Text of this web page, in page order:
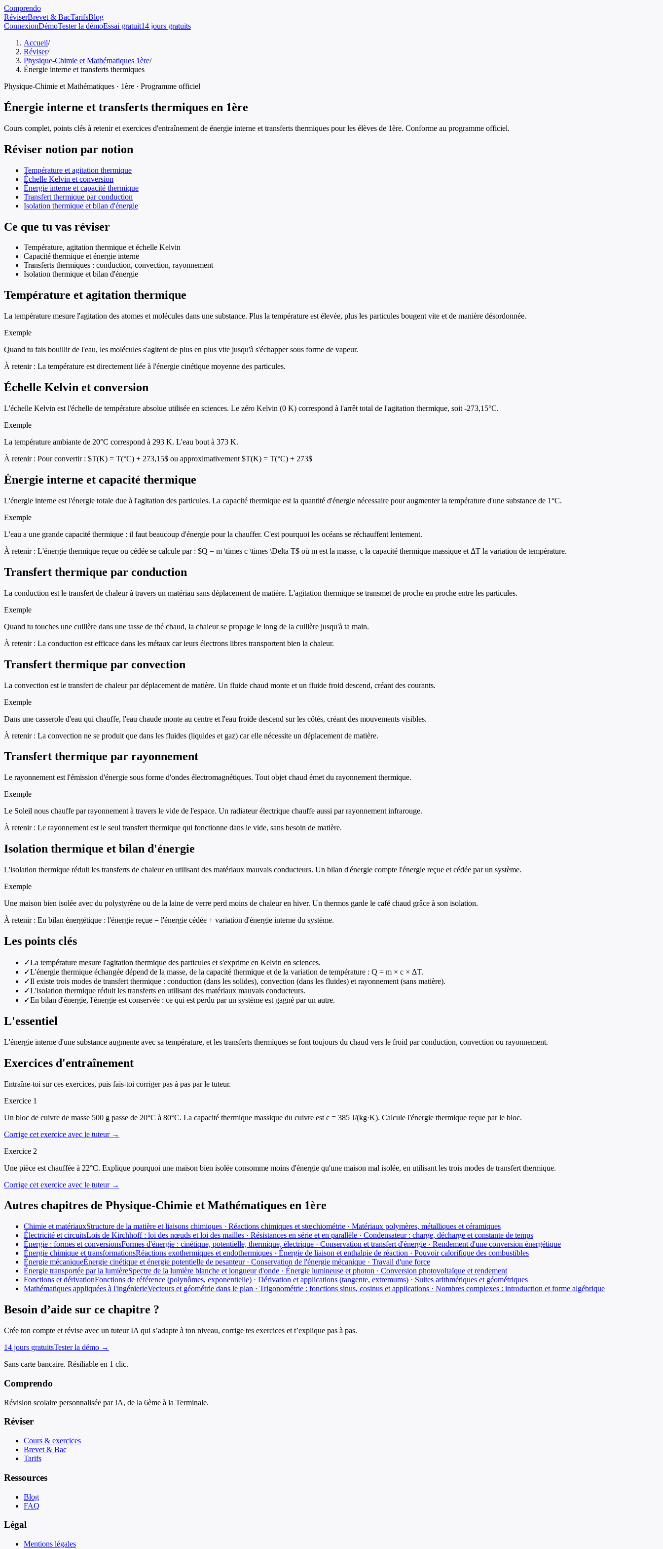
Comprendo
RéviserBrevet & BacTarifsBlog
ConnexionDémoTester la démoEssai gratuit14 jours gratuits
Accueil/
Réviser/
Physique-Chimie et Mathématiques 1ère/
Énergie interne et transferts thermiques
Physique-Chimie et Mathématiques · 1ère · Programme officiel
Énergie interne et transferts thermiques en 1ère
Cours complet, points clés à retenir et exercices d'entraînement de énergie interne et transferts thermiques pour les élèves de 1ère. Conforme au programme officiel.
Réviser notion par notion
Température et agitation thermique
Échelle Kelvin et conversion
Énergie interne et capacité thermique
Transfert thermique par conduction
Isolation thermique et bilan d'énergie
Ce que tu vas réviser
Température, agitation thermique et échelle Kelvin
Capacité thermique et énergie interne
Transferts thermiques : conduction, convection, rayonnement
Isolation thermique et bilan d'énergie
Température et agitation thermique
La température mesure l'agitation des atomes et molécules dans une substance. Plus la température est élevée, plus les particules bougent vite et de manière désordonnée.
Exemple
Quand tu fais bouillir de l'eau, les molécules s'agitent de plus en plus vite jusqu'à s'échapper sous forme de vapeur.
À retenir : La température est directement liée à l'énergie cinétique moyenne des particules.
Échelle Kelvin et conversion
L'échelle Kelvin est l'échelle de température absolue utilisée en sciences. Le zéro Kelvin (0 K) correspond à l'arrêt total de l'agitation thermique, soit -273,15°C.
Exemple
La température ambiante de 20°C correspond à 293 K. L'eau bout à 373 K.
À retenir : Pour convertir : $T(K) = T(°C) + 273,15$ ou approximativement $T(K) = T(°C) + 273$
Énergie interne et capacité thermique
L'énergie interne est l'énergie totale due à l'agitation des particules. La capacité thermique est la quantité d'énergie nécessaire pour augmenter la température d'une substance de 1°C.
Exemple
L'eau a une grande capacité thermique : il faut beaucoup d'énergie pour la chauffer. C'est pourquoi les océans se réchauffent lentement.
À retenir : L'énergie thermique reçue ou cédée se calcule par : $Q = m \times c \times \Delta T$ où m est la masse, c la capacité thermique massique et ΔT la variation de température.
Transfert thermique par conduction
La conduction est le transfert de chaleur à travers un matériau sans déplacement de matière. L'agitation thermique se transmet de proche en proche entre les particules.
Exemple
Quand tu touches une cuillère dans une tasse de thé chaud, la chaleur se propage le long de la cuillère jusqu'à ta main.
À retenir : La conduction est efficace dans les métaux car leurs électrons libres transportent bien la chaleur.
Transfert thermique par convection
La convection est le transfert de chaleur par déplacement de matière. Un fluide chaud monte et un fluide froid descend, créant des courants.
Exemple
Dans une casserole d'eau qui chauffe, l'eau chaude monte au centre et l'eau froide descend sur les côtés, créant des mouvements visibles.
À retenir : La convection ne se produit que dans les fluides (liquides et gaz) car elle nécessite un déplacement de matière.
Transfert thermique par rayonnement
Le rayonnement est l'émission d'énergie sous forme d'ondes électromagnétiques. Tout objet chaud émet du rayonnement thermique.
Exemple
Le Soleil nous chauffe par rayonnement à travers le vide de l'espace. Un radiateur électrique chauffe aussi par rayonnement infrarouge.
À retenir : Le rayonnement est le seul transfert thermique qui fonctionne dans le vide, sans besoin de matière.
Isolation thermique et bilan d'énergie
L'isolation thermique réduit les transferts de chaleur en utilisant des matériaux mauvais conducteurs. Un bilan d'énergie compte l'énergie reçue et cédée par un système.
Exemple
Une maison bien isolée avec du polystyrène ou de la laine de verre perd moins de chaleur en hiver. Un thermos garde le café chaud grâce à son isolation.
À retenir : En bilan énergétique : l'énergie reçue = l'énergie cédée + variation d'énergie interne du système.
Les points clés
✓La température mesure l'agitation thermique des particules et s'exprime en Kelvin en sciences.
✓L'énergie thermique échangée dépend de la masse, de la capacité thermique et de la variation de température : Q = m × c × ΔT.
✓Il existe trois modes de transfert thermique : conduction (dans les solides), convection (dans les fluides) et rayonnement (sans matière).
✓L'isolation thermique réduit les transferts en utilisant des matériaux mauvais conducteurs.
✓En bilan d'énergie, l'énergie est conservée : ce qui est perdu par un système est gagné par un autre.
L'essentiel
L'énergie interne d'une substance augmente avec sa température, et les transferts thermiques se font toujours du chaud vers le froid par conduction, convection ou rayonnement.
Exercices d'entraînement
Entraîne-toi sur ces exercices, puis fais-toi corriger pas à pas par le tuteur.
Exercice 1
Un bloc de cuivre de masse 500 g passe de 20°C à 80°C. La capacité thermique massique du cuivre est c = 385 J/(kg·K). Calcule l'énergie thermique reçue par le bloc.
Corrige cet exercice avec le tuteur →
Exercice 2
Une pièce est chauffée à 22°C. Explique pourquoi une maison bien isolée consomme moins d'énergie qu'une maison mal isolée, en utilisant les trois modes de transfert thermique.
Corrige cet exercice avec le tuteur →
Autres chapitres de Physique-Chimie et Mathématiques en 1ère
Chimie et matériauxStructure de la matière et liaisons chimiques · Réactions chimiques et stœchiométrie · Matériaux polymères, métalliques et céramiques
Électricité et circuitsLois de Kirchhoff : loi des nœuds et loi des mailles · Résistances en série et en parallèle · Condensateur : charge, décharge et constante de temps
Énergie : formes et conversionsFormes d'énergie : cinétique, potentielle, thermique, électrique · Conservation et transfert d'énergie · Rendement d'une conversion énergétique
Énergie chimique et transformationsRéactions exothermiques et endothermiques · Énergie de liaison et enthalpie de réaction · Pouvoir calorifique des combustibles
Énergie mécaniqueÉnergie cinétique et énergie potentielle de pesanteur · Conservation de l'énergie mécanique · Travail d'une force
Énergie transportée par la lumièreSpectre de la lumière blanche et longueur d'onde · Énergie lumineuse et photon · Conversion photovoltaïque et rendement
Fonctions et dérivationFonctions de référence (polynômes, exponentielle) · Dérivation et applications (tangente, extremums) · Suites arithmétiques et géométriques
Mathématiques appliquées à l'ingénierieVecteurs et géométrie dans le plan · Trigonométrie : fonctions sinus, cosinus et applications · Nombres complexes : introduction et forme algébrique
Besoin d’aide sur ce chapitre ?
Crée ton compte et révise avec un tuteur IA qui s’adapte à ton niveau, corrige tes exercices et t’explique pas à pas.
14 jours gratuitsTester la démo →
Sans carte bancaire. Résiliable en 1 clic.
Comprendo
Révision scolaire personnalisée par IA, de la 6ème à la Terminale.
Réviser
Cours & exercices
Brevet & Bac
Tarifs
Ressources
Blog
FAQ
Légal
Mentions légales